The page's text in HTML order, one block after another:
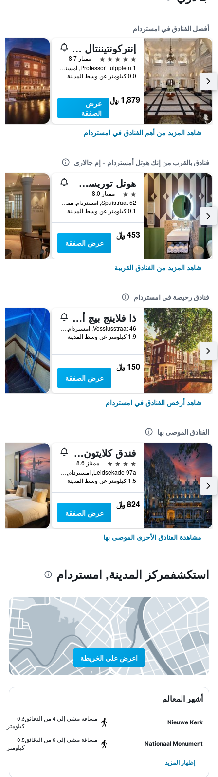
أفضل الفنادق في امستردام
إنتركونتيننتال أمستل أمستردام
5 نجوم
ممتاز 8.7
Professor Tulpplein 1, امستردام, مقاطعة شمال هولندا, هولندا
0.0 كيلومتر عن وسط المدينة
1,879 ﷼
عرض
الصفقة
شاهد المزيد من أهم الفنادق في امستردام
فنادق بالقرب من إنك هوتل أمستردام - إم جالاري
هوتل توريست إن
2 نجمتين
ممتاز 8.0
Spuistraat 52, امستردام, مقاطعة شمال هولندا, هولندا
0.1 كيلومتر عن وسط المدينة
453 ﷼
عرض الصفقة
شاهد المزيد من الفنادق القريبة
فنادق رخيصة في امستردام
ذا فلاينج بيج أبتاون هوستل
Vossiusstraat 46, امستردام, مقاطعة شمال هولندا, هولندا
1.9 كيلومتر عن وسط المدينة
150 ﷼
عرض الصفقة
شاهد أرخص الفنادق في امستردام
الفنادق الموصى بها
فندق كلايتون أمستردام أمريكان
4 نجوم
ممتاز 8.6
Leidsekade 97a, امستردام, مقاطعة شمال هولندا, هولندا
1.5 كيلومتر عن وسط المدينة
824 ﷼
عرض الصفقة
مشاهدة الفنادق الأخرى الموصى بها
استكشفمركز المدينة, امستردام
اعرض على الخريطة
أشهر المعالم
Nieuwe Kerk
مسافة مشي إلى 4 من الدقائق
0.3
كيلومتر
Nationaal Monument
مسافة مشي إلى 6 من الدقائق
0.5
كيلومتر
إظهار المزيد